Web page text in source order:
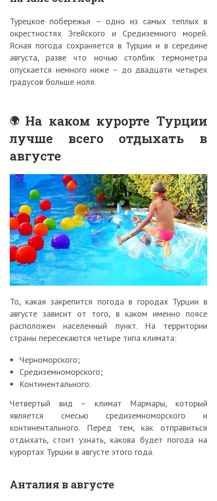
Турецкое побережья – одно из самых теплых в
окрестностях Эгейского и Средиземного морей.
Ясная погода сохраняется в Турции и в середине
августа, разве что ночью столбик термометра
опускается немного ниже – до двадцати четырех
градусов больше ноля.
На каком курорте Турции
лучше всего отдыхать в
августе
То, какая закрепится погода в городах Турции в
августе зависит от того, в каком именно поясе
расположен населенный пункт. На территории
страны пересекаются четыре типа климата:
Черноморского;
Средиземноморского;
Континентального.
Четвертый вид – климат Мармары, который
является смесью средиземноморского и
континентального. Перед тем, как отправиться
отдыхать, стоит узнать, какова будет погода на
курортах Турции в августе этого года.
Анталия в августе